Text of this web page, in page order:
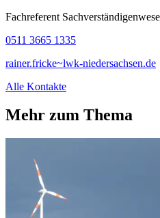
Fachreferent
0511 3665 1335
rainer.fricke~lwk-niedersachsen.de
Alle Kontakte
Mehr zum Thema